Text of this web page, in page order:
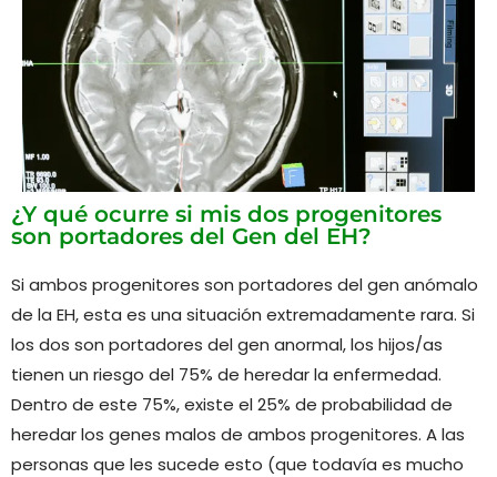
¿Y qué ocurre si mis dos progenitores
son portadores del Gen del EH?
Si ambos progenitores son portadores del gen anómalo
de la EH, esta es una situación extremadamente rara. Si
los dos son portadores del gen anormal, los hijos/as
tienen un riesgo del 75% de heredar la enfermedad.
Dentro de este 75%, existe el 25% de probabilidad de
heredar los genes malos de ambos progenitores. A las
personas que les sucede esto (que todavía es mucho